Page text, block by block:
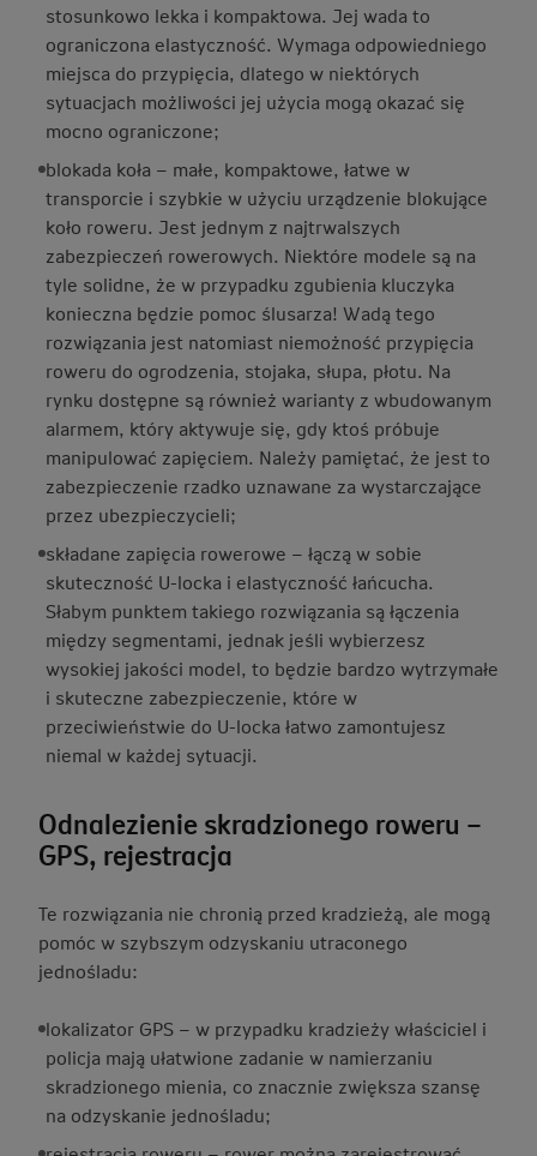
stosunkowo lekka i kompaktowa. Jej wada to
ograniczona elastyczność. Wymaga odpowiedniego
miejsca do przypięcia, dlatego w niektórych
sytuacjach możliwości jej użycia mogą okazać się
mocno ograniczone;
blokada koła – małe, kompaktowe, łatwe w
transporcie i szybkie w użyciu urządzenie blokujące
koło roweru. Jest jednym z najtrwalszych
zabezpieczeń rowerowych. Niektóre modele są na
tyle solidne, że w przypadku zgubienia kluczyka
konieczna będzie pomoc ślusarza! Wadą tego
rozwiązania jest natomiast niemożność przypięcia
roweru do ogrodzenia, stojaka, słupa, płotu. Na
rynku dostępne są również warianty z wbudowanym
alarmem, który aktywuje się, gdy ktoś próbuje
manipulować zapięciem. Należy pamiętać, że jest to
zabezpieczenie rzadko uznawane za wystarczające
przez ubezpieczycieli;
składane zapięcia rowerowe – łączą w sobie
skuteczność U-locka i elastyczność łańcucha.
Słabym punktem takiego rozwiązania są łączenia
między segmentami, jednak jeśli wybierzesz
wysokiej jakości model, to będzie bardzo wytrzymałe
i skuteczne zabezpieczenie, które w
przeciwieństwie do U-locka łatwo zamontujesz
niemal w każdej sytuacji.
Odnalezienie skradzionego roweru –
GPS, rejestracja
Te rozwiązania nie chronią przed kradzieżą, ale mogą
pomóc w szybszym odzyskaniu utraconego
jednośladu:
lokalizator GPS – w przypadku kradzieży właściciel i
policja mają ułatwione zadanie w namierzaniu
skradzionego mienia, co znacznie zwiększa szansę
na odzyskanie jednośladu;